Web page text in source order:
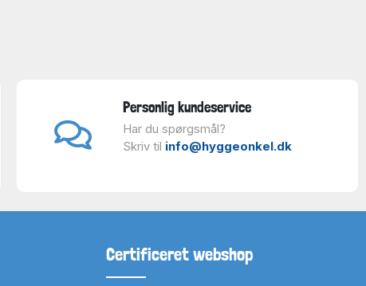
Personlig kundeservice
Har du spørgsmål?
Skriv til info@hyggeonkel.dk
Certificeret webshop